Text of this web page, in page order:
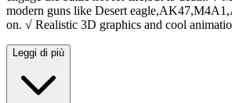
modern guns like Desert
on. √ Realistic 3D graphics and cool
Leggi di più